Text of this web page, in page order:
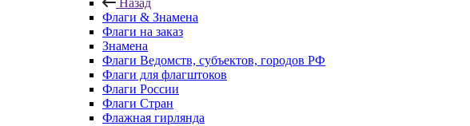
Назад
Флаги & Знамена
Флаги на заказ
Знамена
Флаги Ведомств, субъектов, городов РФ
Флаги для флагштоков
Флаги России
Флаги Стран
Флажная гирлянда